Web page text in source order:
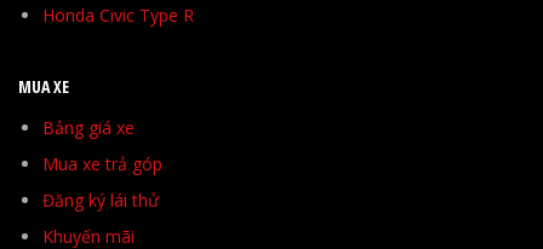
Honda Civic Type R
MUA XE
Bảng giá xe
Mua xe trả góp
Đăng ký lái thử
Khuyến mãi